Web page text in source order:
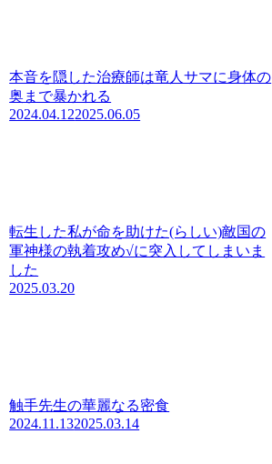
本音を隠した治療師は竜人サマに身体の
奥まで暴かれる
2024.04.122025.06.05
転生した私が命を助けた(らしい)敵国の
軍神様の執着攻め√に突入してしまいま
した
2025.03.20
触手先生の華麗なる密食
2024.11.132025.03.14